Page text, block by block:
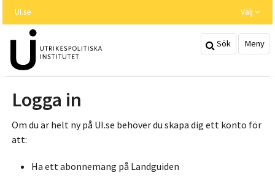
huvudinnehållet
UI.se Välj
Sök Meny
Logga in
Om du är helt ny på UI.se behöver du skapa dig ett konto för
att:
Ha ett abonnemang på Landguiden